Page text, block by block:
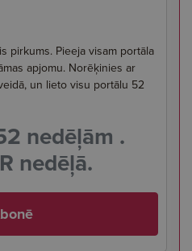
pirkums. Pieeja visam portāla
apjomu. Norēķinies ar
un lieto visu portālu 52
nedēļām .
nedēļā.